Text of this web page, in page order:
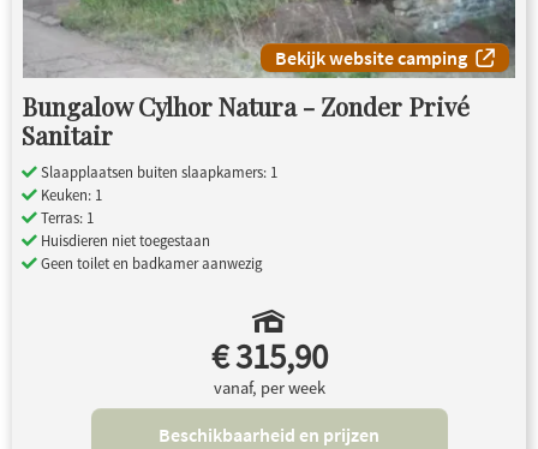
Bekijk website camping
Bungalow Cylhor Natura - Zonder Privé
Sanitair
Slaapplaatsen buiten slaapkamers: 1
Keuken: 1
Terras: 1
Huisdieren niet toegestaan
Geen toilet en badkamer aanwezig
€ 315,90
vanaf, per week
Beschikbaarheid en prijzen